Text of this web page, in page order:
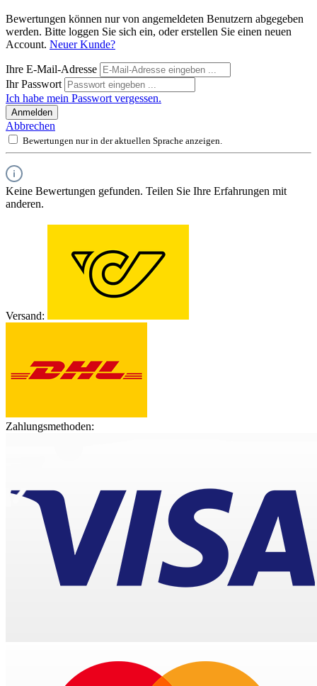
Bewertungen können nur von angemeldeten Benutzern abgegeben
werden. Bitte loggen Sie sich ein, oder erstellen Sie einen neuen
Account. Neuer Kunde?
Ihre E-Mail-Adresse
Ihr Passwort
Ich habe mein Passwort vergessen.
Anmelden
Abbrechen
Bewertungen nur in der aktuellen Sprache anzeigen.
Keine Bewertungen gefunden. Teilen Sie Ihre Erfahrungen mit
anderen.
Versand:
Zahlungsmethoden: